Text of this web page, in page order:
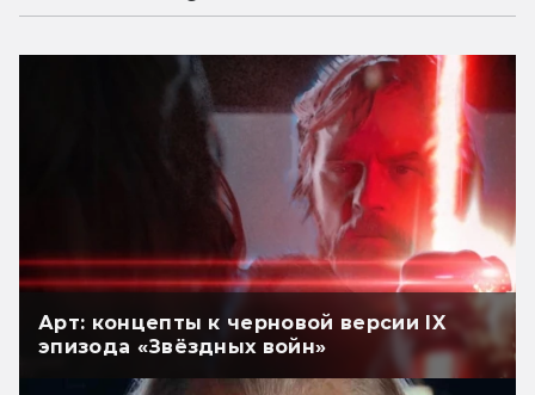
Арт: концепты к черновой версии IX
эпизода «Звёздных войн»